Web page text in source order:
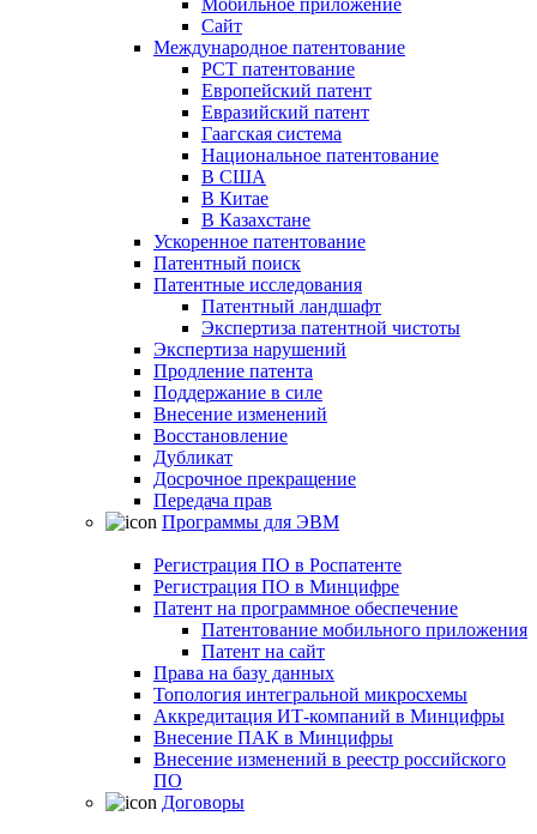
Мобильное приложение
Сайт
Международное патентование
PCT патентование
Европейский патент
Евразийский патент
Гаагская система
Национальное патентование
В США
В Китае
В Казахстане
Ускоренное патентование
Патентный поиск
Патентные исследования
Патентный ландшафт
Экспертиза патентной чистоты
Экспертиза нарушений
Продление патента
Поддержание в силе
Внесение изменений
Восстановление
Дубликат
Досрочное прекращение
Передача прав
Программы для ЭВМ
Регистрация ПО в Роспатенте
Регистрация ПО в Минцифре
Патент на программное обеспечение
Патентование мобильного приложения
Патент на сайт
Права на базу данных
Топология интегральной микросхемы
Аккредитация ИТ-компаний в Минцифры
Внесение ПАК в Минцифры
Внесение изменений в реестр российского
ПО
Договоры